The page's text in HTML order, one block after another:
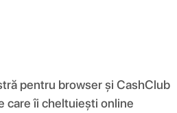
pentru browser și CashClub
care îi cheltuiești online